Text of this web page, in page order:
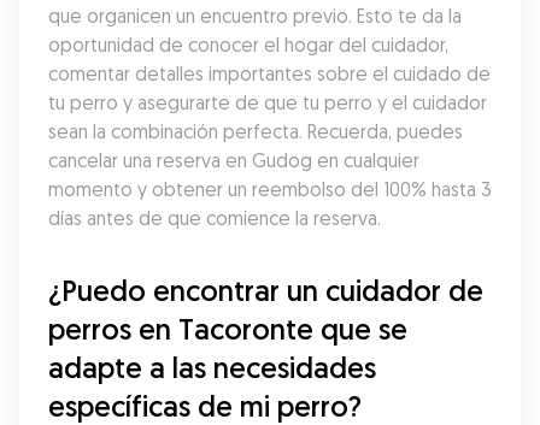
que organicen un encuentro previo. Esto te da la
oportunidad de conocer el hogar del cuidador,
comentar detalles importantes sobre el cuidado de
tu perro y asegurarte de que tu perro y el cuidador
sean la combinación perfecta. Recuerda, puedes
cancelar una reserva en Gudog en cualquier
momento y obtener un reembolso del 100% hasta 3
días antes de que comience la reserva.
¿Puedo encontrar un cuidador de
perros en Tacoronte que se
adapte a las necesidades
específicas de mi perro?